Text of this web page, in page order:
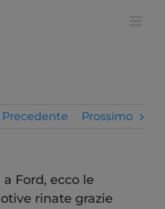
Precedente Prossimo
Ford, ecco le
rinate grazie